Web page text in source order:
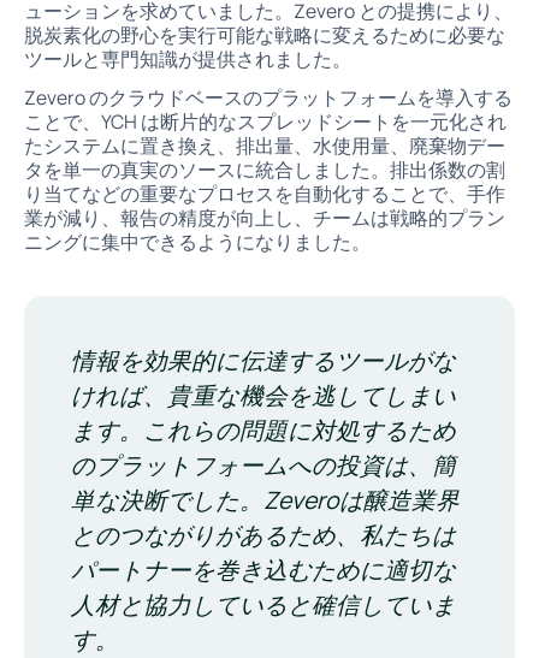
ューションを求めていました。Zevero との提携により、
脱炭素化の野心を実行可能な戦略に変えるために必要な
ツールと専門知識が提供されました。
Zevero のクラウドベースのプラットフォームを導入する
ことで、YCH は断片的なスプレッドシートを一元化され
たシステムに置き換え、排出量、水使用量、廃棄物デー
タを単一の真実のソースに統合しました。排出係数の割
り当てなどの重要なプロセスを自動化することで、手作
業が減り、報告の精度が向上し、チームは戦略的プラン
ニングに集中できるようになりました。
情報を効果的に伝達するツールがな
ければ、貴重な機会を逃してしまい
ます。これらの問題に対処するため
のプラットフォームへの投資は、簡
単な決断でした。Zeveroは醸造業界
とのつながりがあるため、私たちは
パートナーを巻き込むために適切な
人材と協力していると確信していま
す。